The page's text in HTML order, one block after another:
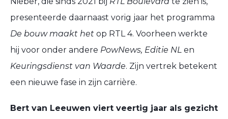
presenteerde daarnaast vorig jaar het programma
De bouw maakt het op RTL 4. Voorheen werkte
hij voor onder andere PowNews, Editie NL en
Keuringsdienst van Waarde. Zijn vertrek betekent
een nieuwe fase in zijn carrière.
Bert van Leeuwen viert veertig jaar als gezicht